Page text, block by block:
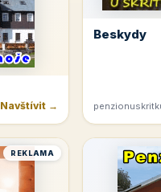
Navštívit →
Beskydy
REKLAMA